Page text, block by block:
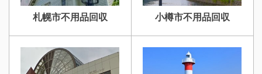
札幌市不用品回収 小樽市不用品回収